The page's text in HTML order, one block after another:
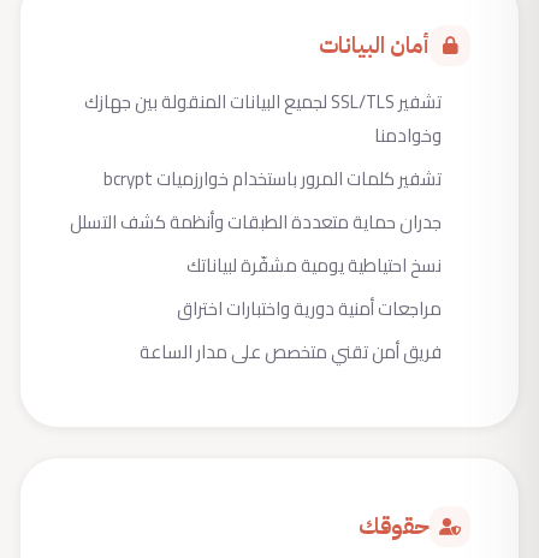
أمان البيانات
تشفير SSL/TLS لجميع البيانات المنقولة بين جهازك
وخوادمنا
تشفير كلمات المرور باستخدام خوارزميات bcrypt
جدران حماية متعددة الطبقات وأنظمة كشف التسلل
نسخ احتياطية يومية مشفّرة لبياناتك
مراجعات أمنية دورية واختبارات اختراق
فريق أمن تقني متخصص على مدار الساعة
حقوقك